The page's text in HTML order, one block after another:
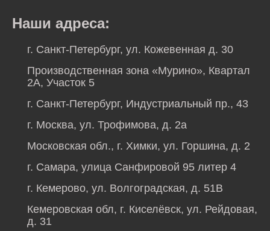
Наши адреса:
г. Санкт-Петербург, ул. Кожевенная д. 30
Производственная зона «Мурино», Квартал
2А, Участок 5
г. Санкт-Петербург, Индустриальный пр., 43
г. Москва, ул. Трофимова, д. 2а
Московская обл., г. Химки, ул. Горшина, д. 2
г. Самара, улица Санфировой 95 литер 4
г. Кемерово, ул. Волгоградская, д. 51В
Кемеровская обл, г. Киселёвск, ул. Рейдовая,
д. 31